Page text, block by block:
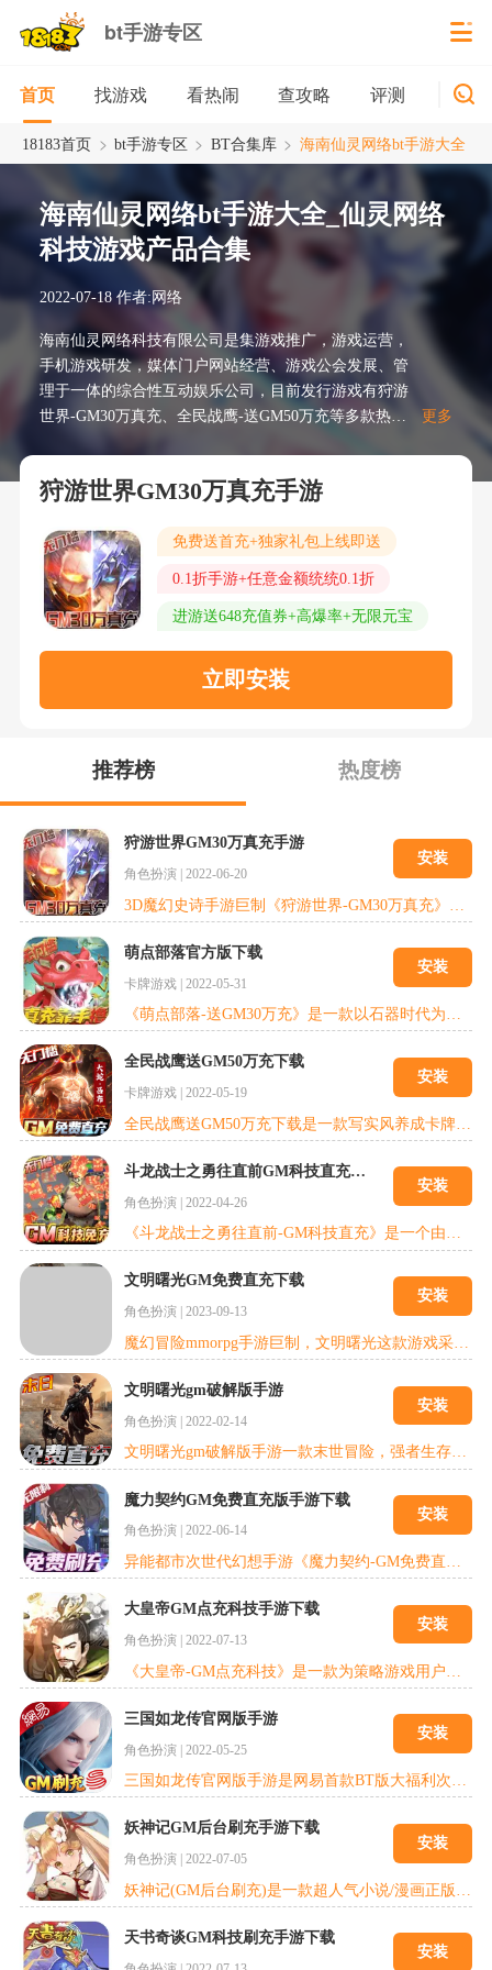
bt手游专区
首页 找游戏 看热闹 查攻略 评测 新游
18183首页 > bt手游专区 > BT合集库 > 海南仙灵网络bt手游大全
海南仙灵网络bt手游大全_仙灵网络
科技游戏产品合集
2022-07-18 作者:网络
海南仙灵网络科技有限公司是集游戏推广，游戏运营，
手机游戏研发，媒体门户网站经营、游戏公会发展、管
理于一体的综合性互动娱乐公司，目前发行游戏有狩游
世界-GM30万真充、全民战鹰-送GM50万充等多款热门
更多
狩游世界GM30万真充手游
免费送首充+独家礼包上线即送
0.1折手游+任意金额统统0.1折
进游送648充值券+高爆率+无限元宝
立即安装
推荐榜 热度榜
狩游世界GM30万真充手游
角色扮演 2022-06-20
安装
萌点部落官方版下载
卡牌游戏 | 2022-05-31
安装
《萌点部落-送GM30万充》是一款以石器时代为背景的卡牌放置手机游戏。上线直接免费点充可以获得所有累充奖励，以及首充、VIP和其他海量奖励，所有这些都可以通过手快速获得!玩家可以培养不同形式的史前宠物，增强装备，提高属性，培养角色。战斗采用了卡通绘画风格。加入各种多样化的玩法系统收集你的史前宠物吧!
全民战鹰送GM50万充下载
卡牌游戏 2022-05-19
安装
斗龙战士之勇往直前GM科技直充手游
角色扮演 | 2022-04-26
安装
《斗龙战士之勇往直前-GM科技直充》是一个由梦想家创造的世界,是一款奇幻冒险MMO手游：手绘画风，神秘世界，史诗地城，激烈对抗，丰富收集，快登上无尽号起航吧!我们亲手重绘自己的旅途。游戏有多种职业供玩家选择扮演，并且画面精美，一望无际的大草原、雷雨交加的森林等风景都生动地呈现在玩家眼前。
文明曙光GM免费直充下载
角色扮演 2023-09-13
安装
文明曙光gm破解版手游
角色扮演 2022-02-14
安装
文明曙光gm破解版手游一款末世冒险，强者生存!次世代废土MMORPG手游强势来袭!上线即可参与免费648真充活动,活跃无限抽充值!BOSS无限爆充值!礼包码领取极品越野!世界为何会变成这样?人类为何迎来末日?恶意引爆的核弹，不计后果的战争，摧毁了文明与秩序，残存的人类躲入地下避难所，苟延残喘。百年之后，世界已是面目全非，暴虐的永夜军变异人横行霸道，幸存的人类组成方舟联合竭力对抗。神秘的勇士离开地下
魔力契约GM免费直充版手游下载
角色扮演 2022-06-14
安装
大皇帝GM点充科技手游下载
角色扮演 2022-07-13
安装
三国如龙传官网版手游
角色扮演 | 2022-05-25
安装
妖神记GM后台刷充手游下载
角色扮演 2022-07-05
安装
天书奇谈GM科技刷充手游下载
安装